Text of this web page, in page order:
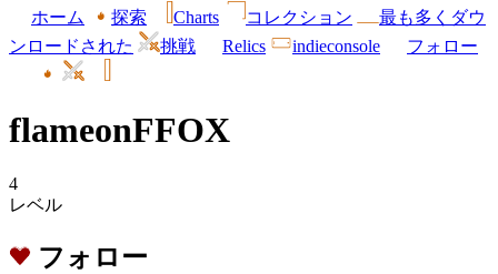
ホーム
探索 Charts コレクション
最も多くダウ
ンロードされた
挑戦 Relics indieconsole フォロー
flameonFFOX
4
レベル
フォロー